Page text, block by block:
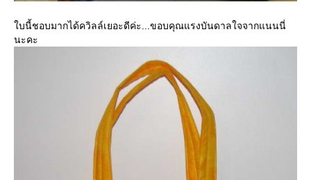
บนี้ชอบมากได้ควิลล์เยอะดีค่ะ...ขอบคุณแรงบันดาลใจจากแนนนี่
นะคะ